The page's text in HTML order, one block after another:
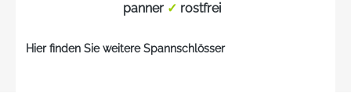
panner ✓ rostfrei
Hier finden Sie weitere Spannschlösser